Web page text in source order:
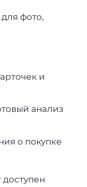
фото,
и
анализ
о покупке
доступен